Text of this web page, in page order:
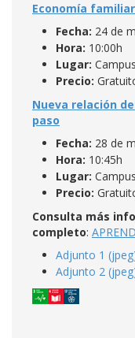
Economía
Fecha: 24 de
Hora: 10:00h
Lugar:
Precio:
Nueva relación
paso
Fecha: 28 de
Hora: 10:45h
Lugar:
Precio:
Consulta más
completo: A
Adjunto 1
Adjunto 2